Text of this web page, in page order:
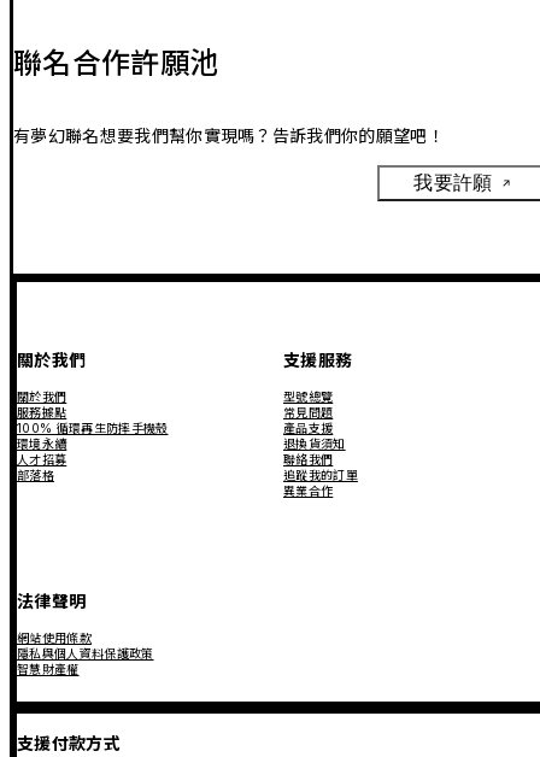
聯名合作許願池
有夢幻聯名想要我們幫你實現嗎？告訴我們你的願望吧！
我要許願
關於我們
關於我們
服務據點
100% 循環再生防摔手機殼
環境永續
人才招募
部落格
支援服務
型號總覽
常見問題
產品支援
退換貨須知
聯絡我們
追蹤我的訂單
異業合作
法律聲明
網站使用條款
隱私與個人資料保護政策
智慧財產權
支援付款方式